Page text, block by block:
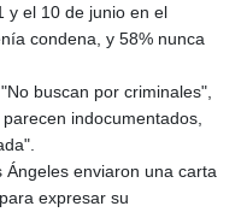
y el 10 de junio en el
condena, y 58% nunca
buscan por criminales",
indocumentados,
enviaron una carta
expresar su